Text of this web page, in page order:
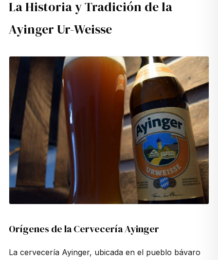
La Historia y Tradición de la
Ayinger Ur-Weisse
Orígenes de la Cervecería Ayinger
La cervecería Ayinger, ubicada en el pueblo bávaro